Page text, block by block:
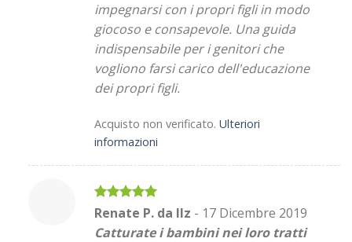
impegnarsi con i propri figli in modo
giocoso e consapevole. Una guida
indispensabile per i genitori che
vogliono farsi carico dell'educazione
dei propri figli.
Acquisto non verificato. Ulteriori
informazioni
Valutato 5
Renate P. da Ilz - 17 Dicembre 2019
Catturate i bambini nei loro tratti